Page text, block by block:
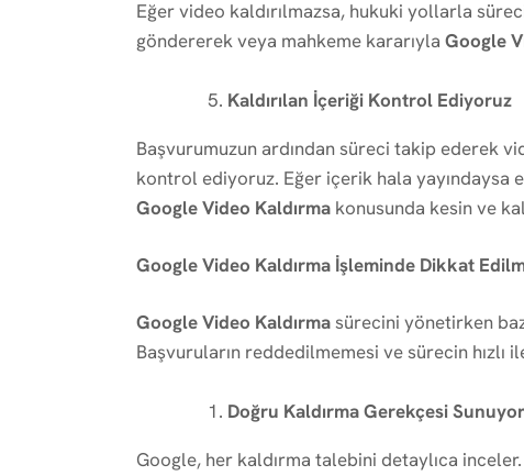
Eğer video kaldırılmazsa, hukuki yollarla
göndererek veya mahkeme kararıyla Google
Kaldırılan İçeriği Kontrol Ediyoruz
Başvurumuzun ardından süreci takip ederek
kontrol ediyoruz. Eğer içerik hala yayındaysa
Google Video Kaldırma konusunda kesin ve
Google Video Kaldırma İşleminde Dikkat
Google Video Kaldırmasürecini yönetirken
Başvuruların reddedilmemesi ve sürecin hızlı
Doğru Kaldırma Gerekçesi
Google, her kaldırma talebini detaylıca